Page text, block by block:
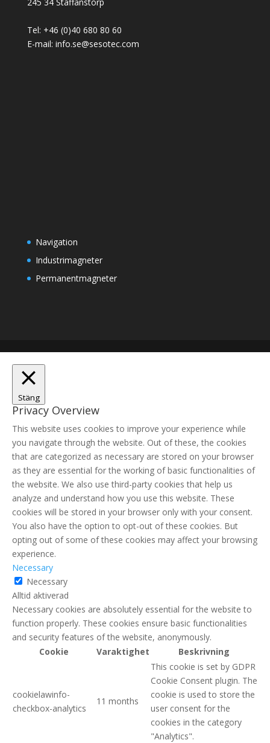
Tel: +46 (0)40 680 80 60
E-mail: info.se@sesotec.com
Navigation
Industrimagneter
Permanentmagneter
Stäng
Privacy Overview
This website uses cookies to improve your experience while
you navigate through the website. Out of these, the cookies
that are categorized as necessary are stored on your browser
as they are essential for the working of basic functionalities of
the website. We also use third-party cookies that help us
analyze and understand how you use this website. These
cookies will be stored in your browser only with your consent.
You also have the option to opt-out of these cookies. But
opting out of some of these cookies may affect your browsing
experience.
Necessary
Necessary
Alltid aktiverad
Necessary cookies are absolutely essential for the website to
function properly. These cookies ensure basic functionalities
and security features of the website, anonymously.
Cookie
Varaktighet Beskrivning
cookielawinfo-
checkbox-analytics
11 months
This cookie is set by GDPR
Cookie Consent plugin. The
cookie is used to store the
user consent for the
cookies in the category
"Analytics".